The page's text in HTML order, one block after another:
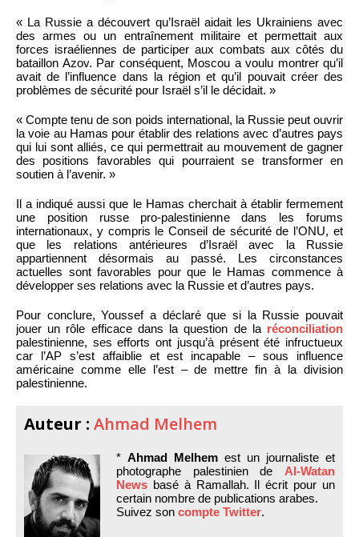
« La Russie a découvert qu’Israël aidait les Ukrainiens avec
des armes ou un entraînement militaire et permettait aux
forces israéliennes de participer aux combats aux côtés du
bataillon Azov. Par conséquent, Moscou a voulu montrer qu’il
avait de l’influence dans la région et qu’il pouvait créer des
problèmes de sécurité pour Israël s’il le décidait. »
« Compte tenu de son poids international, la Russie peut ouvrir
la voie au Hamas pour établir des relations avec d’autres pays
qui lui sont alliés, ce qui permettrait au mouvement de gagner
des positions favorables qui pourraient se transformer en
soutien à l’avenir. »
Il a indiqué aussi que le Hamas cherchait à établir fermement
une position russe pro-palestinienne dans les forums
internationaux, y compris le Conseil de sécurité de l’ONU, et
que les relations antérieures d’Israël avec la Russie
appartiennent désormais au passé. Les circonstances
actuelles sont favorables pour que le Hamas commence à
développer ses relations avec la Russie et d’autres pays.
Pour conclure, Youssef a déclaré que si la Russie pouvait
jouer un rôle efficace dans la question de la réconciliation
palestinienne, ses efforts ont jusqu’à présent été infructueux
car l’AP s’est affaiblie et est incapable – sous influence
américaine comme elle l’est – de mettre fin à la division
palestinienne.
Auteur : Ahmad Melhem
* Ahmad Melhem est un journaliste et
photographe palestinien de Al-Watan
News basé à Ramallah. Il écrit pour un
certain nombre de publications arabes.
Suivez son compte Twitter.